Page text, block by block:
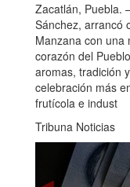
Zacatlán, Puebla.
Sánchez, arrancó
Manzana con una
corazón del
aromas, tradición
celebración más
frutícola e indust
Tribuna Noticias